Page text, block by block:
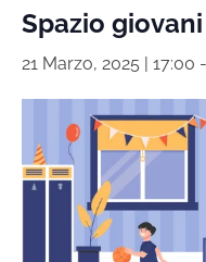
Spazio
21 Marzo, 2025 | 17:00 -